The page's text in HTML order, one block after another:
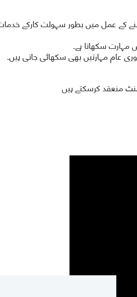
کے عمل میں بطور سہولت کارکے
سکھاتا ہے۔
عام مہارتیں بھی سکھائی جاتی ہیں۔